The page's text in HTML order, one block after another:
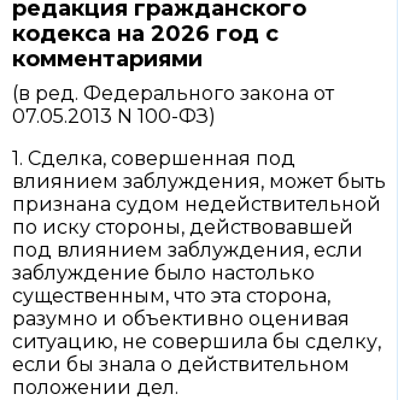
редакция гражданского
кодекса на 2026 год с
комментариями
(в ред. Федерального закона от
07.05.2013 N 100-ФЗ)
1. Сделка, совершенная под
влиянием заблуждения, может быть
признана судом недействительной
по иску стороны, действовавшей
под влиянием заблуждения, если
заблуждение было настолько
существенным, что эта сторона,
разумно и объективно оценивая
ситуацию, не совершила бы сделку,
если бы знала о действительном
положении дел.